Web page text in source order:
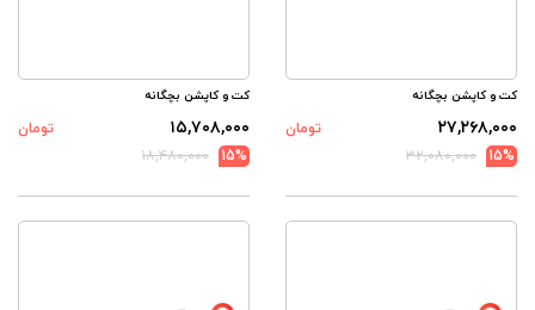
کت و کاپشن بچگانه
۲۷,۲۶۸,۰۰۰
تومان
15%
۳۲,۰۸۰,۰۰۰
کت و کاپشن بچگانه
۱۵,۷۰۸,۰۰۰
تومان
15%
۱۸,۴۸۰,۰۰۰